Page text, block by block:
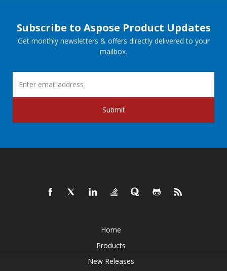
Subscribe to Aspose Product Updates
Get monthly newsletters & offers directly delivered to your
mailbox.
Submit
Home
Products
New Releases